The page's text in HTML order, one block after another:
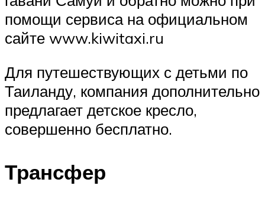
помощи сервиса на официальном
сайте www.kiwitaxi.ru
Для путешествующих с детьми по
Таиланду, компания дополнительно
предлагает детское кресло,
совершенно бесплатно.
Трансфер